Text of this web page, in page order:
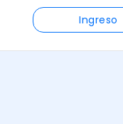
Ingreso